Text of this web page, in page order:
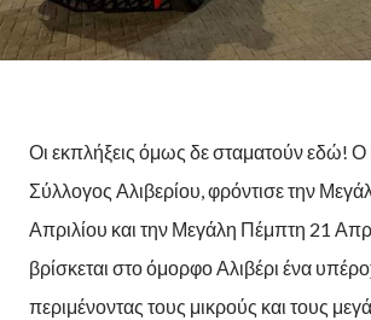
Οι εκπλήξεις όμως δε σταματούν εδώ!
Σύλλογος Αλιβερίου, φρόντισε την
Απριλίου και την Μεγάλη Πέμπτη 21
βρίσκεται στο όμορφο Αλιβέρι ένα
περιμένοντας τους μικρούς και τους